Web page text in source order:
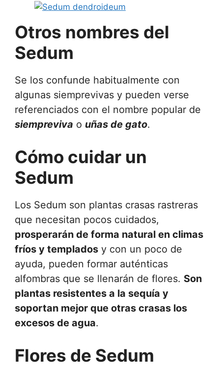
Otros nombres del
Sedum
Se los confunde habitualmente con
algunas siemprevivas y pueden verse
referenciados con el nombre popular de
siempreviva o uñas de gato.
Cómo cuidar un
Sedum
Los Sedum son plantas crasas rastreras
que necesitan pocos cuidados,
prosperarán de forma natural en climas
fríos y templados y con un poco de
ayuda, pueden formar auténticas
alfombras que se llenarán de flores. Son
plantas resistentes a la sequía y
soportan mejor que otras crasas los
excesos de agua.
Flores de Sedum